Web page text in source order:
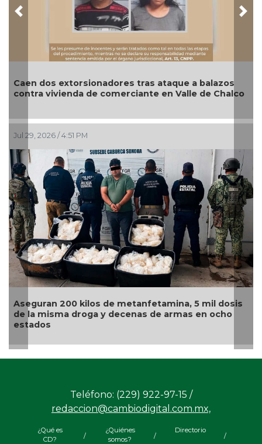
tras ataque a balazos
en Valle de Chalco
de metanfetamina, 5 mil dosis
decenas de armas en ocho
Aseguran más de
camión en Tabasco;
Sentencian a 29 años
fundador de 'Los
Previous
Teléfono: (229) 922-97-15 /
redaccion@cambiodigital.com.mx,
¿Qué es
CD?
/
¿Quiénes
somos?
/
Directorio
/